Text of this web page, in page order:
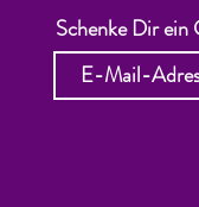
Schenke Dir ein